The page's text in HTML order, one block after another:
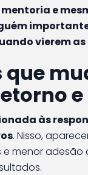
mentoria e
vierem
que
às
. Nisso,
menor